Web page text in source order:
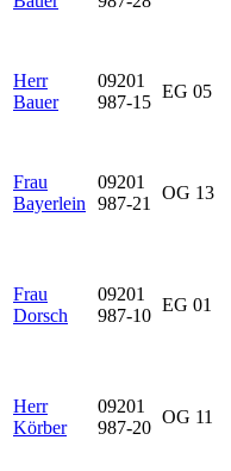
Herr
Bauer
09201
987-15
EG 05
Frau
Bayerlein
09201
987-21
OG 13
Frau
Dorsch
09201
987-10
EG 01
Herr
Körber
09201
987-20
OG 11